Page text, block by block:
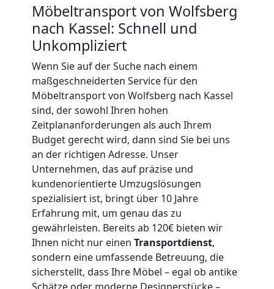
Möbeltransport von Wolfsberg
nach Kassel: Schnell und
Unkompliziert
Wenn Sie auf der Suche nach einem
maßgeschneiderten Service für den
Möbeltransport von Wolfsberg nach Kassel
sind, der sowohl Ihren hohen
Zeitplananforderungen als auch Ihrem
Budget gerecht wird, dann sind Sie bei uns
an der richtigen Adresse. Unser
Unternehmen, das auf präzise und
kundenorientierte Umzugslösungen
spezialisiert ist, bringt über 10 Jahre
Erfahrung mit, um genau das zu
gewährleisten. Bereits ab 120€ bieten wir
Ihnen nicht nur einen Transportdienst,
sondern eine umfassende Betreuung, die
sicherstellt, dass Ihre Möbel – egal ob antike
Schätze oder moderne Designerstücke –
Kunsttransport
Wolfsberg
Umzug
Wolfsberg
Mann
LKW